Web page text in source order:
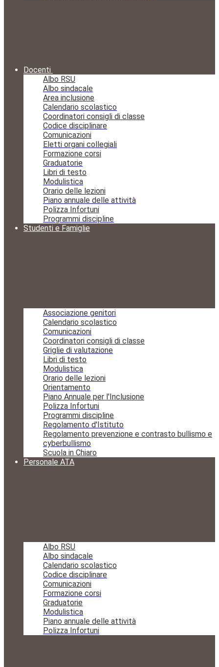
Docenti
Albo RSU
Albo sindacale
Area inclusione
Calendario scolastico
Coordinatori consigli di classe
Codice disciplinare
Comunicazioni
Eletti organi collegiali
Formazione corsi
Graduatorie
Libri di testo
Modulistica
Orario delle lezioni
Piano annuale delle attività
Polizza Infortuni
Programmi discipline
Studenti e Famiglie
Associazione genitori
Calendario scolastico
Comunicazioni
Coordinatori consigli di classe
Griglie di valutazione
Libri di testo
Modulistica
Orario delle lezioni
Orientamento
Piano Annuale per l'Inclusione
Polizza Infortuni
Programmi discipline
Regolamento d'Istituto
Regolamento prevenzione e contrasto bullismo e
cyberbullismo
Scuola in Chiaro
Personale ATA
Albo RSU
Albo sindacale
Calendario scolastico
Codice disciplinare
Comunicazioni
Formazione corsi
Graduatorie
Modulistica
Piano annuale delle attività
Polizza Infortuni